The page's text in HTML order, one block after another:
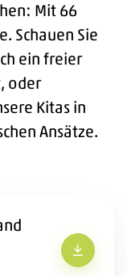
Mit 66
Schauen Sie
ein freier
oder
Kitas in
Ansätze.
Flyer